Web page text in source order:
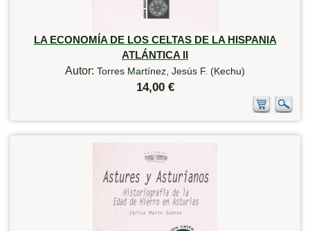
LA ECONOMÍA DE LOS CELTAS DE LA HISPANIA
ATLÁNTICA II
Autor: Torres Martínez, Jesús F. (Kechu)
14,00 €